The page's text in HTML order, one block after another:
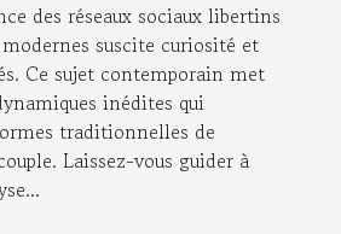
des réseaux sociaux libertins
suscite curiosité et
Ce sujet contemporain met
inédites qui
traditionnelles de
Laissez-vous guider à